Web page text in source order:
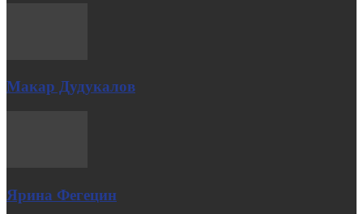
Макар Дудукалов
Ярина Фегецин